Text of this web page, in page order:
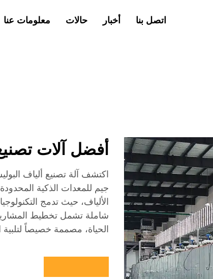
معلومات عنا حالات أخبار اتصل بنا
أفضل آلات
اكتشف آلة تصنيع ألياف
جيم للمعدات الذكية
الألياف، حيث تدمج
شاملة تشمل تخطيط
الحياة، مصممة خصيصاً لتلبية